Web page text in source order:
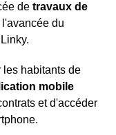
de travaux de
du
les habitants de
mobile
et d'accéder